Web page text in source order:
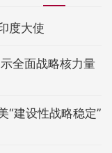
度大使
全面战略核力量
“建设性战略稳定”